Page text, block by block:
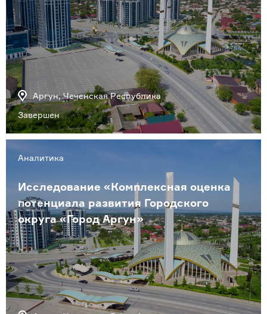
Аргун, Чеченская Республика
Завершен
Аналитика
Исследование «Комплексная оценка
потенциала развития Городского
округа «Город Аргун»